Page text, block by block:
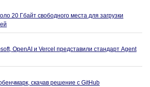
20 Гбайт свободного места для загрузки
OpenAI и Vercel представили стандарт Agent
скачав решение с GitHub